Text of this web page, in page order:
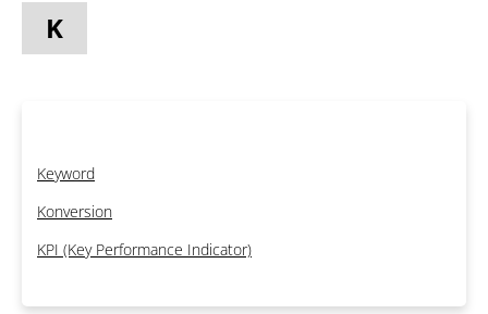
K
Keyword
Konversion
KPI (Key Performance Indicator)